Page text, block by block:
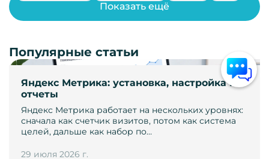
Яндекс Метрика: установка, настройка и
отчеты
Яндекс Метрика работает на нескольких уровнях:
сначала как счетчик визитов, потом как система
целей, дальше как набор по…
29 июля 2026 г.
Показать ещё
Популярные статьи